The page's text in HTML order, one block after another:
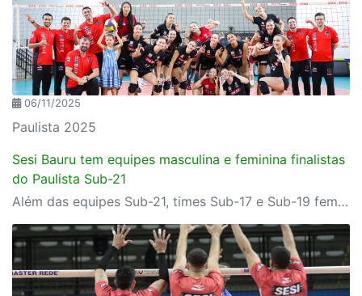
06/11/2025
Paulista 2025
Sesi Bauru tem equipes masculina e feminina finalistas
do Paulista Sub-21
Além das equipes Sub-21, times Sub-17 e Sub-19 femininos ainda disputam as semifinais do estadual